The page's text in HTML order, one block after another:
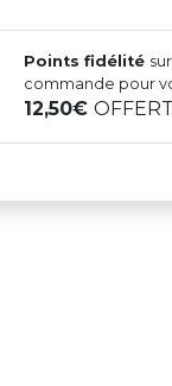
Points fidélité
commande pour
12,50OFFERT